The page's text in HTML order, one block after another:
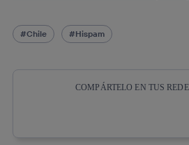
Chile Hispam
COMPÁRTELO EN TUS